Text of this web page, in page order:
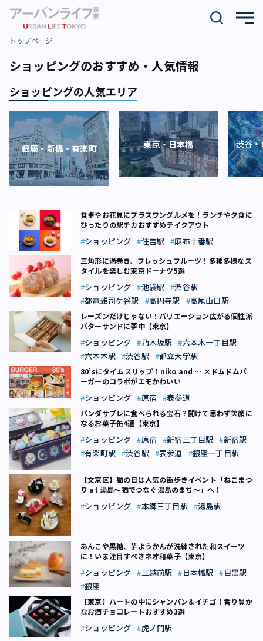
トップページ
ショッピングのおすすめ・人気情報
ショッピングの人気エリア
銀座・新橋・有楽町 東京・日本橋 渋谷
食卓やお花見にプラスワングルメを！ランチや夕食に
ぴったりの駅チカおすすめテイクアウト
ショッピング 住吉駅 麻布十番駅
三角形に渦巻き、フレッシュフルーツ！多種多様なス
タイルを楽しむ東京ドーナツ5選
ショッピング 池袋駅
渋谷駅
都電雑司ケ谷駅
高円寺駅 高尾山口駅
レーズンだけじゃない！バリエーション広がる個性派
バターサンドに夢中【東京】
ショッピング 乃木坂駅
六本木一丁目駅
六本木駅
渋谷駅 都立大学駅
80’sにタイムスリップ！niko and … ×ドムドムバ
ーガーのコラボがエモかわいい
ショッピング 原宿 表参道
パンダサブレに食べられる宝石？開けて思わず笑顔に
なるお菓子缶4選【東京】
ショッピング 原宿 新宿三丁目駅
新宿駅
有楽町駅
渋谷駅 表参道 銀座一丁目駅
【文京区】猫の日は人気の街歩きイベント「ねこまつ
り at 湯島～猫でつなぐ湯島のまち〜」へ！
ショッピング 本郷三丁目駅 湯島駅
あんこや黒糖、芋ようかんが洗練された和スイーツ
に！いま注目すべきネオ和菓子【東京】
ショッピング 三越前駅 日本橋駅
目黒駅
銀座
【東京】ハートの中にシャンパン＆イチゴ！香り豊か
なお酒チョコレートおすすめ3選
ショッピング 虎ノ門駅